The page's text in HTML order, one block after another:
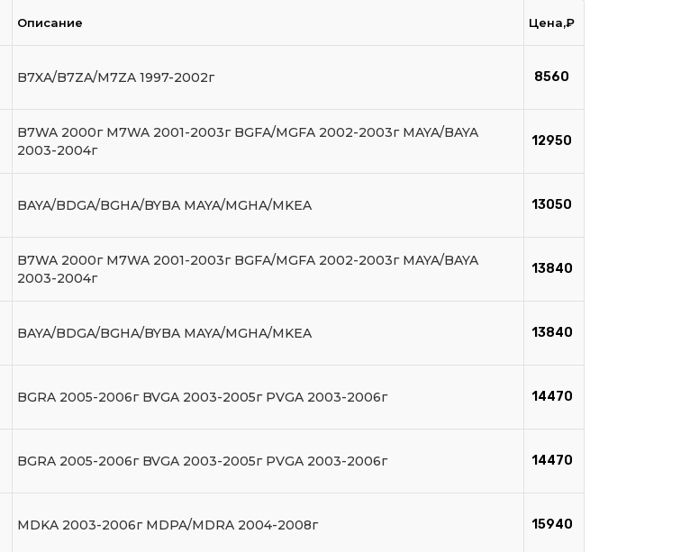
Описание Цена,₽
B7XA/B7ZA/M7ZA 1997-2002г 8560
B7WA 2000г M7WA 2001-2003г BGFA/MGFA 2002-2003г MAYA/BAYA
2003-2004г
12950
BAYA/BDGA/BGHA/BYBA MAYA/MGHA/MKEA 13050
B7WA 2000г M7WA 2001-2003г BGFA/MGFA 2002-2003г MAYA/BAYA
2003-2004г
13840
BAYA/BDGA/BGHA/BYBA MAYA/MGHA/MKEA 13840
BGRA 2005-2006г BVGA 2003-2005г PVGA 2003-2006г 14470
BGRA 2005-2006г BVGA 2003-2005г PVGA 2003-2006г 14470
MDKA 2003-2006г MDPA/MDRA 2004-2008г 15940